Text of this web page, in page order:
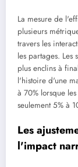
La mesure de
plusieurs
travers les
les partages. Les
plus enclins à
l'histoire d'une
à 70% lorsque
seulement 5% à
Les
l'impact